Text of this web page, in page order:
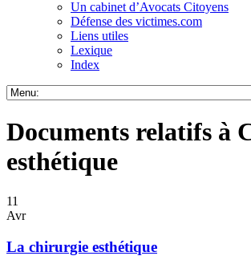
Un cabinet d’Avocats Citoyens
Défense des victimes.com
Liens utiles
Lexique
Index
Documents relatifs à
esthétique
11
Avr
La chirurgie esthétique